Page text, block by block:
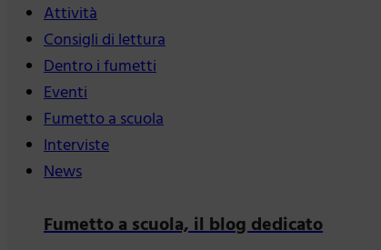
Attività
Consigli di lettura
Dentro i fumetti
Eventi
Fumetto a scuola
Interviste
News
Fumetto a scuola, il blog dedicato